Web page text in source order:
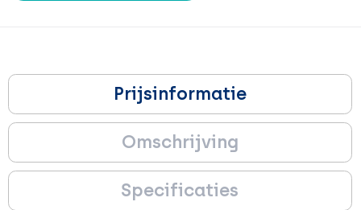
Prijsinformatie
Omschrijving
Specificaties